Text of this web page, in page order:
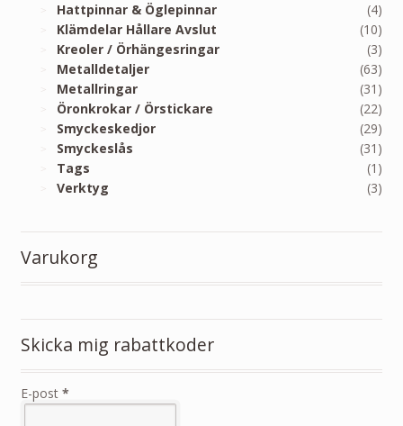
Hattpinnar & Öglepinnar
(4)
Klämdelar Hållare Avslut
(10)
Kreoler / Örhängesringar
(3)
Metalldetaljer
(63)
Metallringar
(31)
Öronkrokar / Örstickare
(22)
Smyckeskedjor
(29)
Smyckeslås
(31)
Tags
(1)
Verktyg
(3)
Varukorg
Skicka mig rabattkoder
E-post *